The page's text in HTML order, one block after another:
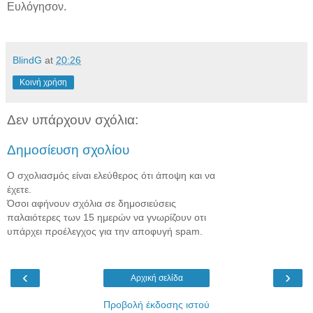
Ευλόγησον.
BlindG at 20:26
Κοινή χρήση
Δεν υπάρχουν σχόλια:
Δημοσίευση σχολίου
Ο σχολιασμός είναι ελεύθερος ότι άποψη και να
έχετε.
Όσοι αφήνουν σχόλια σε δημοσιεύσεις
παλαιότερες των 15 ημερών να γνωρίζουν οτι
υπάρχει προέλεγχος για την αποφυγή spam.
‹ ›
Αρχική σελίδα
Προβολή έκδοσης ιστού